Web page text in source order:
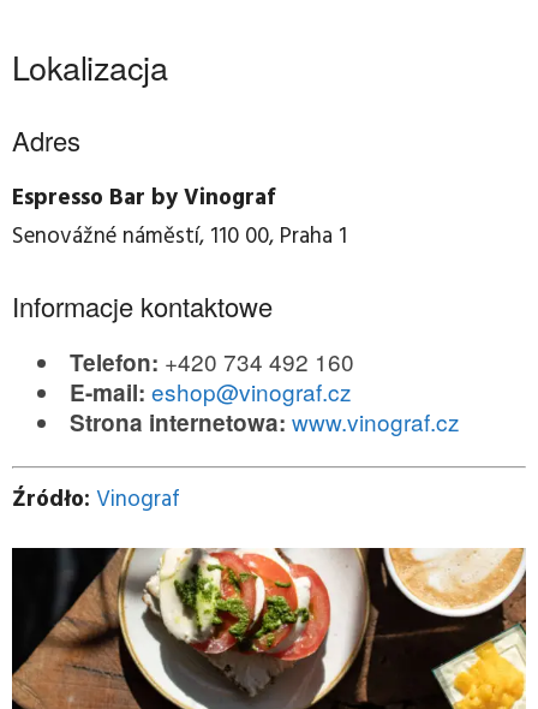
Lokalizacja
Adres
Espresso Bar by Vinograf
Senovážné náměstí, 110 00, Praha 1
Informacje kontaktowe
Telefon: +420 734 492 160
E-mail: eshop@vinograf.cz
Strona internetowa: www.vinograf.cz
Źródło: Vinograf